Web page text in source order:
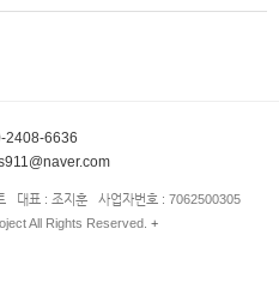
2408-6636
대표 : 조지훈 사업자번호 : 7062500305
All Rights Reserved. +